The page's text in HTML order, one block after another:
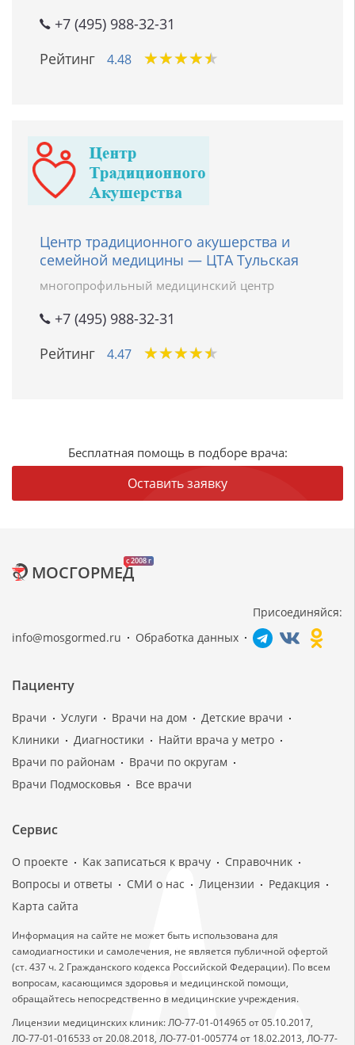
+7 (495) 988-32-31
Рейтинг
4.48 ★★★★★
★★★★★
Центр традиционного акушерства и
семейной медицины — ЦТА Тульская
многопрофильный медицинский центр
+7 (495) 988-32-31
Рейтинг
4.47 ★★★★★
★★★★★
Бесплатная помощь в подборе врача:
Оставить заявку
c 2008 г
МОСГОРМЕД
info@mosgormed.ru Обработка данных
Присоединяйся:
Пациенту
Врачи Услуги Врачи на дом
Детские врачи
Клиники
Диагностики
Найти врача у метро
Врачи по районам
Врачи по округам
Врачи Подмосковья
Все врачи
Сервис
О проекте Как записаться к врачу
Справочник
Вопросы и ответы
СМИ о нас Лицензии
Редакция
Карта сайта
Информация на сайте не может быть использована для
самодиагностики и самолечения, не является публичной офертой
(ст. 437 ч. 2 Гражданского кодекса Российской Федерации). По всем
вопросам, касающимся здоровья и медицинской помощи,
обращайтесь непосредственно в медицинские учреждения.
Лицензии медицинских клиник: ЛО-77-01-014965 от 05.10.2017,
ЛО-77-01-016533 от 20.08.2018, ЛО-77-01-005774 от 18.02.2013, ЛО-77-